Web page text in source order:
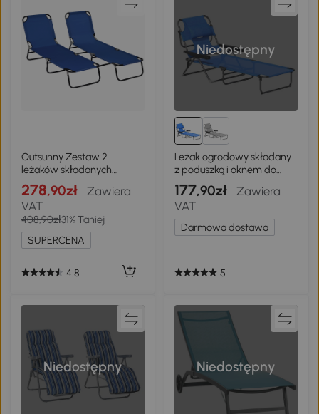
Outsunny Zestaw 2
leżaków składanych
ogrodowych z 5-
stopniową regulacją
oparcia do 120 kg
278,90zł
Zawiera
VAT
408,90zł31% Taniej
SUPERCENA
4.8
Niedostępny
Leżak ogrodowy składany
z poduszką i oknem do
czytania
177,90zł
Zawiera
VAT
Darmowa dostawa
5
Niedostępny Niedostępny